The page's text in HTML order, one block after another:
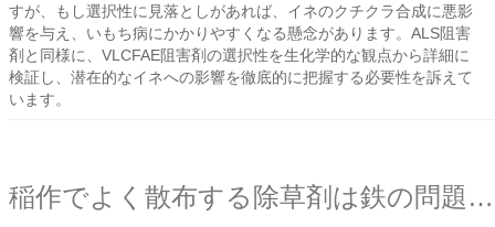
すが、もし選択性に見落としがあれば、イネのクチクラ合成に悪影
響を与え、いもち病にかかりやすくなる懸念があります。ALS阻害
剤と同様に、VLCFAE阻害剤の選択性を生化学的な観点から詳細に
検証し、潜在的なイネへの影響を徹底的に把握する必要性を訴えて
います。
稲作でよく散布する除草剤は鉄の問題を回避してからの方が良いのでは？